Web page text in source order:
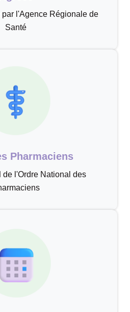
par l'Agence Régionale de
Santé
Pharmaciens
de l'Ordre National des